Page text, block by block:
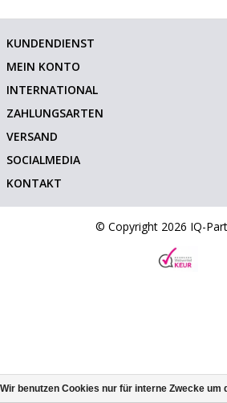
KUNDENDIENST
MEIN KONTO
INTERNATIONAL
ZAHLUNGSARTEN
VERSAND
SOCIALMEDIA
KONTAKT
© Copyright 2026 IQ-
Wir benutzen Cookies nur für interne Zwecke